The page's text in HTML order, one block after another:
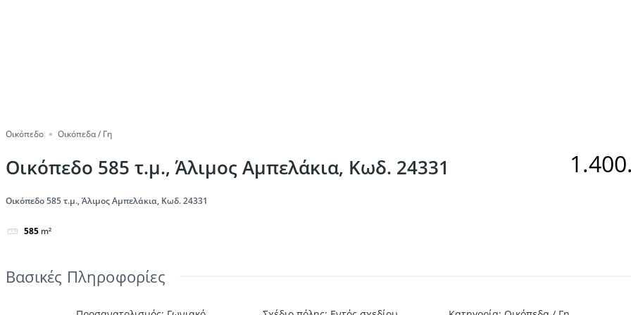
Οικόπεδο Οικόπεδα / Γη
Οικόπεδο 585 τ.μ., Άλιμος Αμπελάκια, Κωδ. 24331
Οικόπεδο 585 τ.μ., Άλιμος Αμπελάκια, Κωδ. 24331
585 m²
Βασικές Πληροφορίες